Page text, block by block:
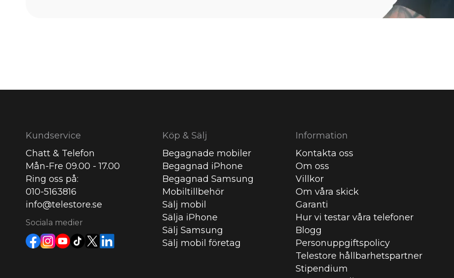
Kundservice
Chatt & Telefon
Mån-Fre 09.00 - 17.00
Ring oss på:
010-5163816
info@telestore.se
Sociala medier
Köp & Sälj
Begagnade mobiler
Begagnad iPhone
Begagnad Samsung
Mobiltillbehör
Sälj mobil
Sälja iPhone
Sälj Samsung
Sälj mobil företag
Information
Kontakta oss
Om oss
Villkor
Om våra skick
Garanti
Hur vi testar våra telefoner
Blogg
Personuppgiftspolicy
Telestore hållbarhetspartner
Stipendium